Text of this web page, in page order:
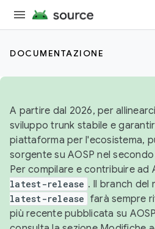
DOCUMENTAZIONE
A partire dal 2026, per
sviluppo trunk stabile e
piattaforma per l'ecosistema,
sorgente su AOSP nel
Per compilare e contribuire ad
latest-release . Il branch del
latest-release farà sempre
più recente pubblicata su